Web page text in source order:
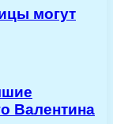
могут
Валентина